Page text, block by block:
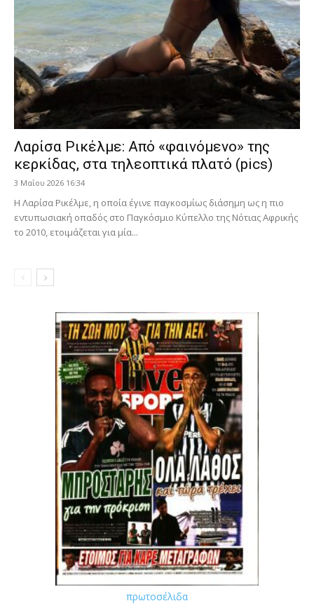
Λαρίσα Ρικέλμε: Από «φαινόμενο» της
κερκίδας, στα τηλεοπτικά πλατό (pics)
3 Μαΐου 2026 16:34
Η Λαρίσα Ρικέλμε, η οποία έγινε παγκοσμίως διάσημη ως η πιο
εντυπωσιακή οπαδός στο Παγκόσμιο Κύπελλο της Νότιας Αφρικής
το 2010, ετοιμάζεται για μία...
πρωτοσέλιδα